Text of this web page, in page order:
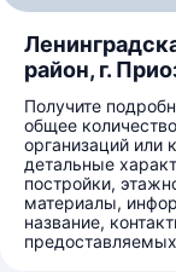
район, г.
Получите
общее
организаций или
детальные
постройки,
материалы,
название,